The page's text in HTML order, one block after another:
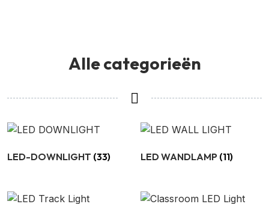
Alle categorieën
LED-DOWNLIGHT (33) LED WANDLAMP (11)